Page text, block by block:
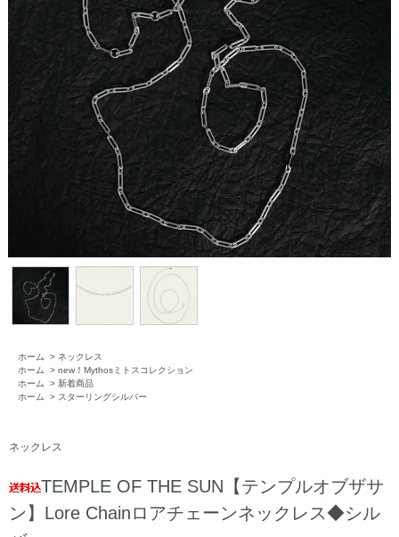
ホーム > ネックレス
ホーム
> new！Mythosミトスコレクション
ホーム
> 新着商品
ホーム
> スターリングシルバー
ネックレス
TEMPLE OF THE SUN【テンプルオブザサ
ン】Lore Chainロアチェーンネックレス◆シル